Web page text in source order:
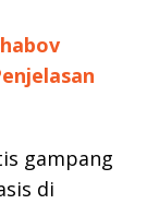
gampang
di